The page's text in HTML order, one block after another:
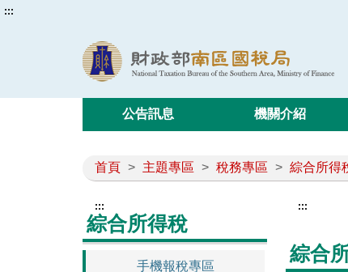
:::
公告訊息 機關介紹
首頁 > 主題專區 > 稅務專區 > 綜合所得
:::
綜合所得稅
手機報稅專區
:::
綜合